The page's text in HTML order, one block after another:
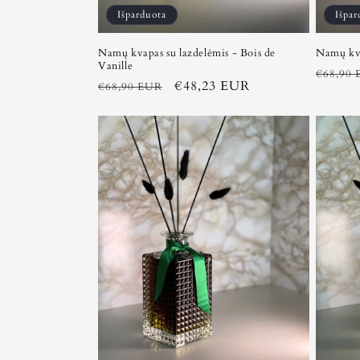
Išparduota
Namų kvapas su lazdelėmis - Bois de
Vanille
Įprasta
€68,90 EUR
Išpardavimo
€48,23 EUR
Namų
Įprasta
€68,90